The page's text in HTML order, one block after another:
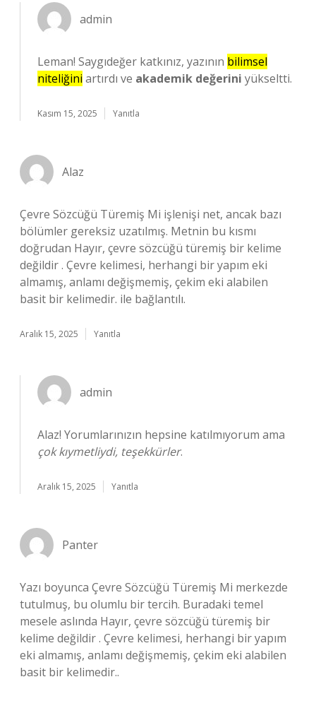
admin
Leman! Saygıdeğer katkınız, yazının bilimsel
niteliğini artırdı ve akademik değerini yükseltti.
Kasım 15, 2025 Yanıtla
Alaz
Çevre Sözcüğü Türemiş Mi işlenişi net, ancak bazı
bölümler gereksiz uzatılmış. Metnin bu kısmı
doğrudan Hayır, çevre sözcüğü türemiş bir kelime
değildir . Çevre kelimesi, herhangi bir yapım eki
almamış, anlamı değişmemiş, çekim eki alabilen
basit bir kelimedir. ile bağlantılı.
Aralık 15, 2025 Yanıtla
admin
Alaz! Yorumlarınızın hepsine katılmıyorum ama
çok kıymetliydi, teşekkürler.
Aralık 15, 2025 Yanıtla
Panter
Yazı boyunca Çevre Sözcüğü Türemiş Mi merkezde
tutulmuş, bu olumlu bir tercih. Buradaki temel
mesele aslında Hayır, çevre sözcüğü türemiş bir
kelime değildir . Çevre kelimesi, herhangi bir yapım
eki almamış, anlamı değişmemiş, çekim eki alabilen
basit bir kelimedir..